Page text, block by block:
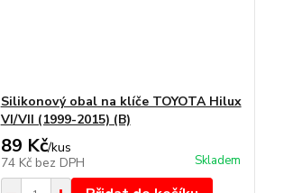
Silikonový obal na klíče TOYOTA Hilux
VI/VII (1999-2015) (B)
89 Kč/kus
74 Kč bez DPH Skladem